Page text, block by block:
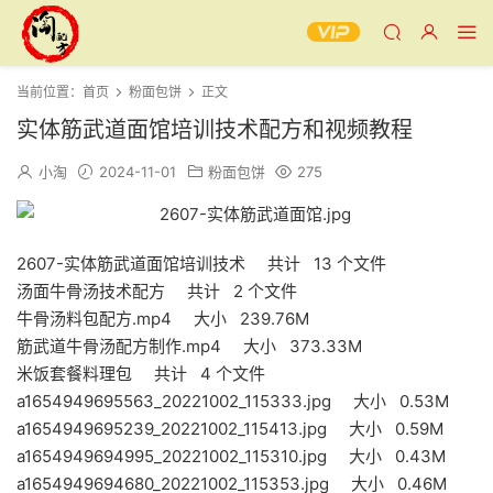
当前位置： 首页 粉面包饼 正文
实体筋武道面馆培训技术配方和视频教程
小淘 2024-11-01 粉面包饼 275
2607-实体筋武道面馆培训技术 共计 13 个文件
汤面牛骨汤技术配方 共计 2 个文件
牛骨汤料包配方.mp4 大小 239.76M
筋武道牛骨汤配方制作.mp4 大小 373.33M
米饭套餐料理包 共计 4 个文件
a1654949695563_20221002_115333.jpg 大小 0.53M
a1654949695239_20221002_115413.jpg 大小 0.59M
a1654949694995_20221002_115310.jpg 大小 0.43M
a1654949694680_20221002_115353.jpg 大小 0.46M